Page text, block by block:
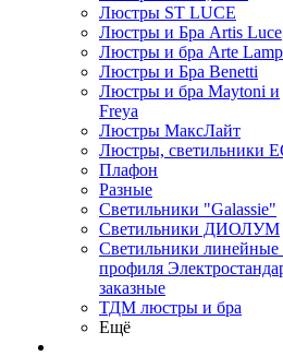
Люстры ST LUCE
Люстры и Бра Artis Luce
Люстры и бра Arte Lamp
Люстры и Бра Benetti
Люстры и бра Maytoni и
Freya
Люстры МаксЛайт
Люстры, светильники
Плафон
Разные
Светильники "Galassie"
Светильники ДИОЛУМ
Светильники линейные
профиля
заказные
ТДМ люстры и бра
Ещё